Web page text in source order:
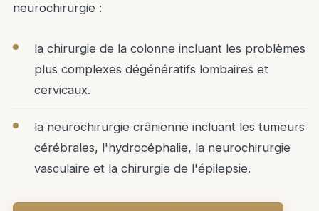
neurochirurgie :
la chirurgie de la colonne incluant les problèmes
plus complexes dégénératifs lombaires et
cervicaux.
la neurochirurgie crânienne incluant les tumeurs
cérébrales, l'hydrocéphalie, la neurochirurgie
vasculaire et la chirurgie de l'épilepsie.